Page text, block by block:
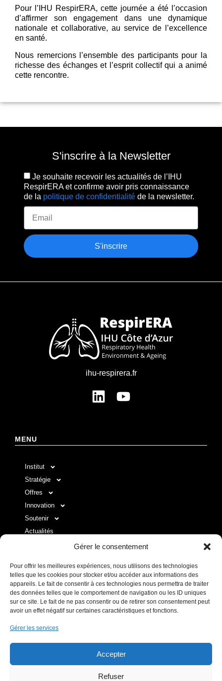
Gérer le consentement
Pour offrir les meilleures expériences, nous utilisons des technologies
telles que les cookies pour stocker et/ou accéder aux informations des
appareils. Le fait de consentir à ces technologies nous permettra de traiter
des données telles que le comportement de navigation ou les ID uniques
sur ce site. Le fait de ne pas consentir ou de retirer son consentement peut
avoir un effet négatif sur certaines caractéristiques et fonctions.
Gérer les services
Accepter
Refuser
Pour l’IHU RespirERA, cette journée a été l’occasion
d’affirmer son engagement dans une dynamique
nationale et collaborative, au service de l’excellence
en santé.
Nous remercions l’ensemble des participants pour la
richesse des échanges et l’esprit collectif qui a animé
cette rencontre.
S'inscrire à la Newsletter
Je souhaite recevoir les actualités de l’IHU
RespirERA et confirme avoir pris connaissance
de la politique de confidentialité de la newsletter.
S'inscrire
MENU
Institut
Stratégie
Offres
Innovation
Soutenir
Actualités
LISTE DES LIENS UTILES
Mentions Légales
Espace donateur
ihu-respirera.fr